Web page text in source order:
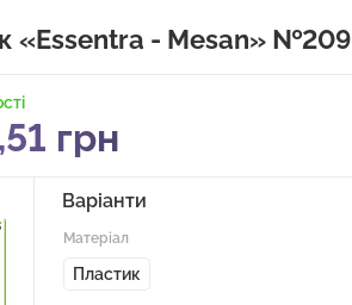
«Essentra - Mesan» №209
грн
Варіанти
Матеріал
Пластик